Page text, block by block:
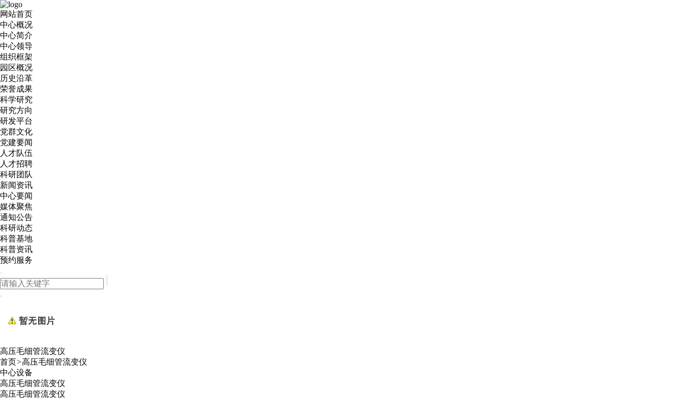
网站首页
中心概况
中心简介
中心领导
组织框架
园区概况
历史沿革
荣誉成果
科学研究
研究方向
研发平台
党群文化
党建要闻
人才队伍
人才招聘
科研团队
新闻资讯
中心要闻
媒体聚焦
通知公告
科研动态
科普基地
科普资讯
预约服务
高压毛细管流变仪
首页>高压毛细管流变仪
中心设备
高压毛细管流变仪
高压毛细管流变仪